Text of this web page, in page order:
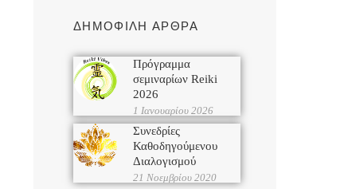
ΔΗΜΟΦΙΛΗ ΑΡΘΡΑ
Πρόγραμμα
σεμιναρίων Reiki
2026
1 Ιανουαρίου 2026
Συνεδρίες
Καθοδηγούμενου
Διαλογισμού
21 Νοεμβρίου 2020